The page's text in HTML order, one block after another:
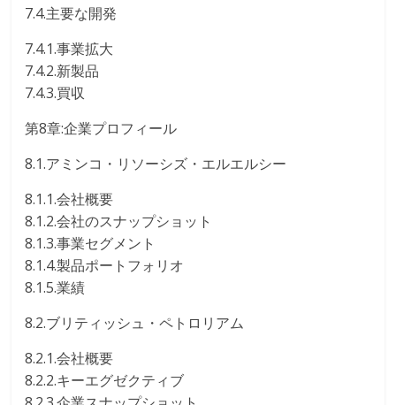
7.4.主要な開発
7.4.1.事業拡大
7.4.2.新製品
7.4.3.買収
第8章:企業プロフィール
8.1.アミンコ・リソーシズ・エルエルシー
8.1.1.会社概要
8.1.2.会社のスナップショット
8.1.3.事業セグメント
8.1.4.製品ポートフォリオ
8.1.5.業績
8.2.ブリティッシュ・ペトロリアム
8.2.1.会社概要
8.2.2.キーエグゼクティブ